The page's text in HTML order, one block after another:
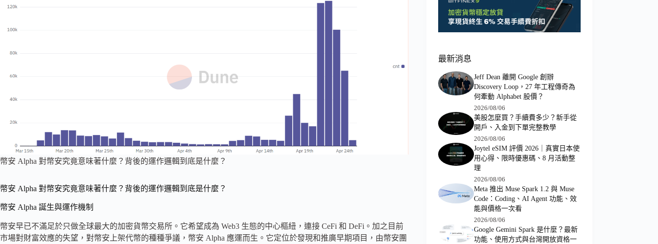
幣安 Alpha 對幣安究竟意味著什麼？背後的運作邏輯到底是什麼？
幣安 Alpha 對幣安究竟意味著什麼？背後的運作邏輯到底是什麼？
幣安 Alpha 誕生與運作機制
幣安早已不滿足於只做全球最大的加密貨幣交易所。它希望成為 Web3 生態的中心樞紐，連接 CeFi 和 DeFi。加之目前
市場對財富效應的失望，對幣安上架代幣的種種爭議，幣安 Alpha 應運而生。它定位於發現和推廣早期項目，由幣安團
最新消息
Jeff Dean 離開 Google 創辦
Discovery Loop，27 年工程傳奇為
何牽動 Alphabet 股價？
2026/08/06
美股怎麼買？手續費多少？新手從
開戶、入金到下單完整教學
2026/08/06
Joytel eSIM 評價 2026｜真實日本使
用心得、限時優惠碼、8 月活動整
理
2026/08/06
Meta 推出 Muse Spark 1.2 與 Muse
Code：Coding、AI Agent 功能、效
能與價格一次看
2026/08/06
Google Gemini Spark 是什麼？最新
功能、使用方式與台灣開放資格一